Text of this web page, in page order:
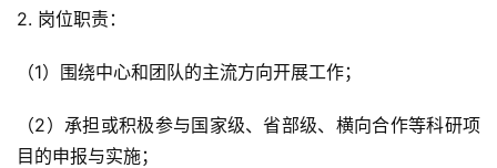
2. 岗位职责：
（1）围绕中心和团队的主流方向开展工作；
（2）承担或积极参与国家级、省部级、横向合作等科研项
目的申报与实施；